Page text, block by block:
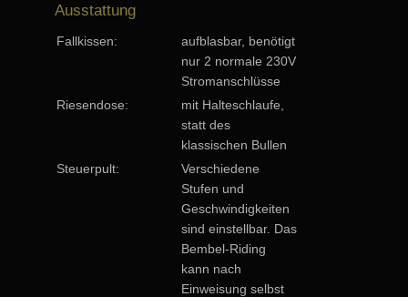
Ausstattung
Fallkissen:
aufblasbar, benötigt
nur 2 normale 230V
Stromanschlüsse
Riesendose:
mit Halteschlaufe,
statt des
klassischen Bullen
Steuerpult:
Verschiedene
Stufen und
Geschwindigkeiten
sind einstellbar. Das
Bembel-Riding
kann nach
Einweisung selbst